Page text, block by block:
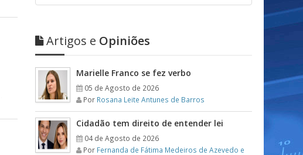
Artigos e Opiniões
Marielle Franco se fez verbo
05 de Agosto de 2026
Por Rosana Leite Antunes de Barros
Cidadão tem direito de entender lei
04 de Agosto de 2026
Por Fernanda de Fátima Medeiros de Azevedo e